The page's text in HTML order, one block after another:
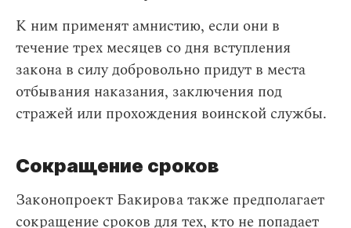
К ним применят амнистию, если они в
течение трех месяцев со дня вступления
закона в силу добровольно придут в места
отбывания наказания, заключения под
стражей или прохождения воинской службы.
Сокращение сроков
Законопроект Бакирова также предполагает
сокращение сроков для тех, кто не попадает